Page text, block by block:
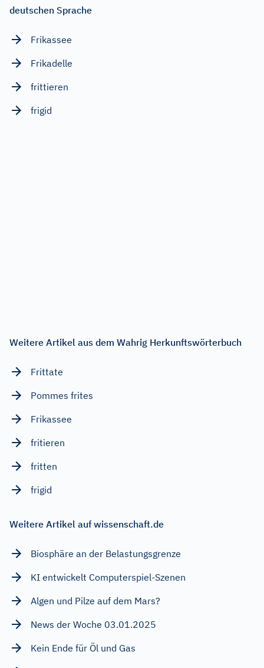
deutschen Sprache
Frikassee
Frikadelle
frittieren
frigid
Weitere Artikel aus dem Wahrig Herkunftswörterbuch
Frittate
Pommes frites
Frikassee
fritieren
fritten
frigid
Weitere Artikel auf wissenschaft.de
Biosphäre an der Belastungsgrenze
KI entwickelt Computerspiel-Szenen
Algen und Pilze auf dem Mars?
News der Woche 03.01.2025
Kein Ende für Öl und Gas